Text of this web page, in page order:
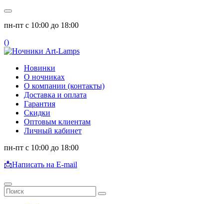
пн-пт с 10:00 до 18:00
()
Новинки
О ночниках
О компании (контакты)
Доставка и оплата
Гарантия
Скидки
Оптовым клиентам
Личный кабинет
пн-пт с 10:00 до 18:00
📩Написать на E-mail